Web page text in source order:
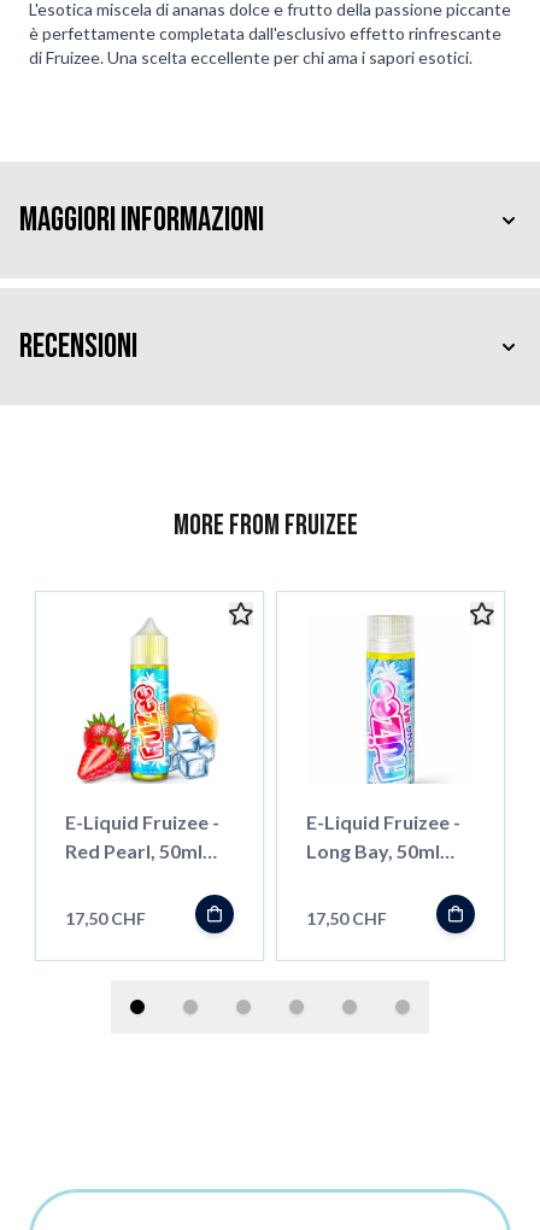
L'esotica miscela di ananas dolce e frutto della passione piccante
è perfettamente completata dall'esclusivo effetto rinfrescante
di Fruizee. Una scelta eccellente per chi ama i sapori esotici.
Maggiori Informazioni
Recensioni
More from Fruizee
E-Liquid Fruizee -
Red Pearl, 50ml
17,50 CHF
E-Liquid Fruizee -
Long Bay, 50ml
17,50 CHF